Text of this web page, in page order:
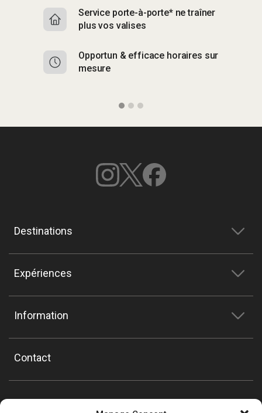
Service porte-à-porte* ne traîner
plus vos valises
Opportun & efficace horaires sur
mesure
Destinations
Expériences
Information
Contact